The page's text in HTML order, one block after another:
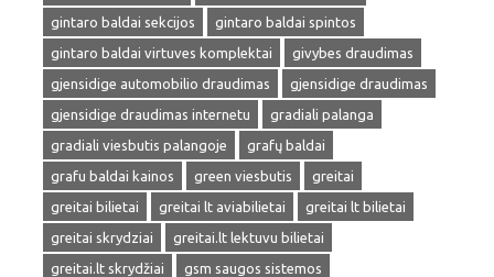
gintaro baldai sekcijos
gintaro baldai spintos
gintaro baldai virtuves komplektai
givybes draudimas
gjensidige automobilio draudimas
gjensidige draudimas
gjensidige draudimas internetu
gradiali palanga
gradiali viesbutis palangoje
grafų baldai
grafu baldai kainos
green viesbutis
greitai
greitai bilietai
greitai lt aviabilietai
greitai lt bilietai
greitai skrydziai
greitai.lt lektuvu bilietai
greitai.lt skrydžiai
gsm saugos sistemos